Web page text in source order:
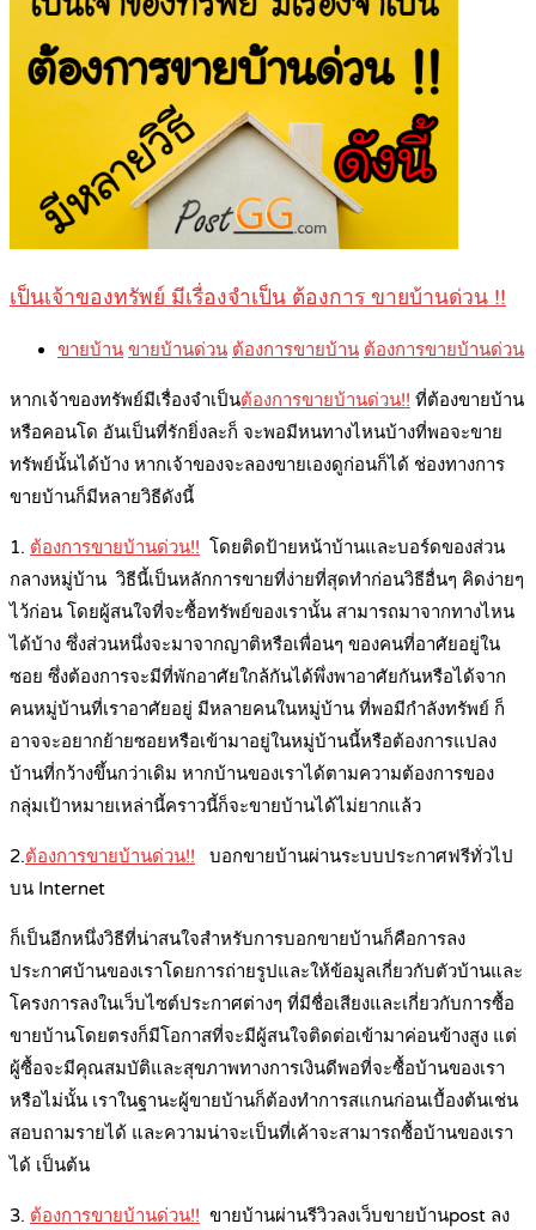
เป็นเจ้าของทรัพย์ มีเรื่องจำเป็น ต้องการ ขายบ้านด่วน !!
ขายบ้าน ขายบ้านด่วน ต้องการขายบ้าน ต้องการขายบ้านด่วน
หากเจ้าของทรัพย์มีเรื่องจำเป็นต้องการขายบ้านด่วน!! ที่ต้องขายบ้าน
หรือคอนโด อันเป็นที่รักยิ่งละก็ จะพอมีหนทางไหนบ้างที่พอจะขาย
ทรัพย์นั้นได้บ้าง หากเจ้าของจะลองขายเองดูก่อนก็ได้ ช่องทางการ
ขายบ้านก็มีหลายวิธีดังนี้
1. ต้องการขายบ้านด่วน!! โดยติดป้ายหน้าบ้านและบอร์ดของส่วน
กลางหมู่บ้าน วิธีนี้เป็นหลักการขายที่ง่ายที่สุดทำก่อนวิธีอื่นๆ คิดง่ายๆ
ไว้ก่อน โดยผู้สนใจที่จะซื้อทรัพย์ของเรานั้น สามารถมาจากทางไหน
ได้บ้าง ซึ่งส่วนหนึ่งจะมาจากญาติหรือเพื่อนๆ ของคนที่อาศัยอยู่ใน
ซอย ซึ่งต้องการจะมีที่พักอาศัยใกล้กันได้พึ่งพาอาศัยกันหรือได้จาก
คนหมู่บ้านที่เราอาศัยอยู่ มีหลายคนในหมู่บ้าน ที่พอมีกำลังทรัพย์ ก็
อาจจะอยากย้ายซอยหรือเข้ามาอยู่ในหมู่บ้านนี้หรือต้องการแปลง
บ้านที่กว้างขึ้นกว่าเดิม หากบ้านของเราได้ตามความต้องการของ
กลุ่มเป้าหมายเหล่านี้คราวนี้ก็จะขายบ้านได้ไม่ยากแล้ว
2.ต้องการขายบ้านด่วน!! บอกขายบ้านผ่านระบบประกาศฟรีทั่วไป
บน Internet
ก็เป็นอีกหนึ่งวิธีที่น่าสนใจสำหรับการบอกขายบ้านก็คือการลง
ประกาศบ้านของเราโดยการถ่ายรูปและให้ข้อมูลเกี่ยวกับตัวบ้านและ
โครงการลงในเว็บไซต์ประกาศต่างๆ ที่มีชื่อเสียงและเกี่ยวกับการซื้อ
ขายบ้านโดยตรงก็มีโอกาสที่จะมีผู้สนใจติดต่อเข้ามาค่อนข้างสูง แต่
ผู้ซื้อจะมีคุณสมบัติและสุขภาพทางการเงินดีพอที่จะซื้อบ้านของเรา
หรือไม่นั้น เราในฐานะผู้ขายบ้านก็ต้องทำการสแกนก่อนเบื้องต้นเช่น
สอบถามรายได้ และความน่าจะเป็นที่เค้าจะสามารถซื้อบ้านของเรา
ได้ เป็นต้น
3. ต้องการขายบ้านด่วน!! ขายบ้านผ่านรีวิวลงเว็บขายบ้านpost ลง